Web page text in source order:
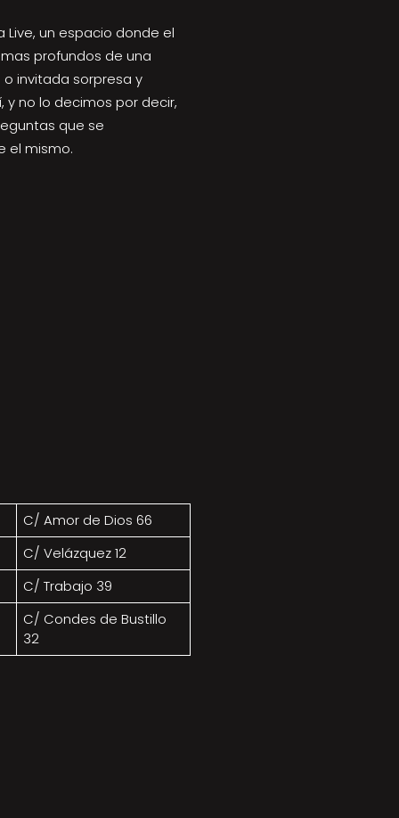
Live, un espacio donde el
profundos de una
invitada sorpresa y
y no lo decimos por decir,
que se
el mismo.
C/ Amor de Dios 66
C/ Velázquez 12
C/ Trabajo 39
C/ Condes de Bustillo
32